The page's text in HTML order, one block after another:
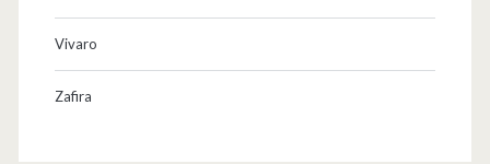
Vivaro
Zafira